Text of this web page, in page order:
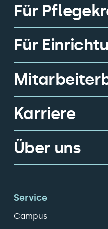
Für
Für
Karriere
Über uns
Service
Campus